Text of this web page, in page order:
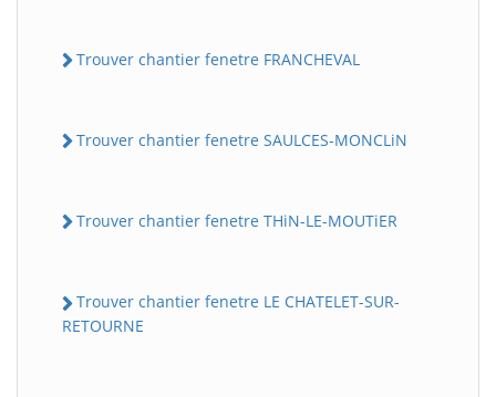
Trouver chantier fenetre FRANCHEVAL
Trouver chantier fenetre SAULCES-MONCLiN
Trouver chantier fenetre THiN-LE-MOUTiER
Trouver chantier fenetre LE CHATELET-SUR-
RETOURNE